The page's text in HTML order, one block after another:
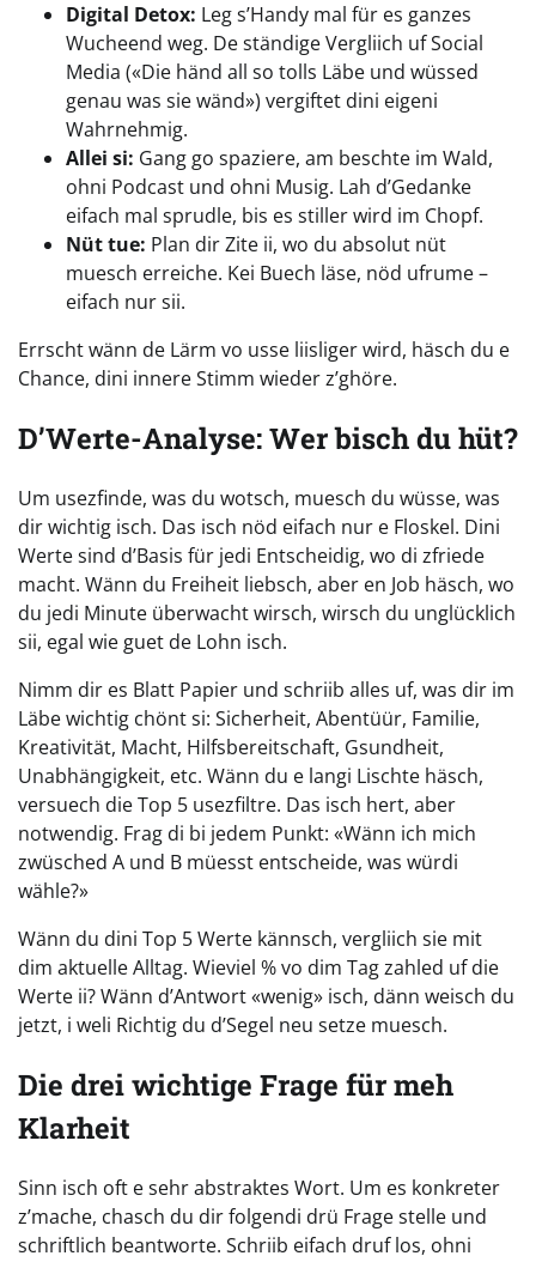
Digital Detox: Leg s’Handy mal für es ganzes
Wucheend weg. De ständige Vergliich uf Social
Media («Die händ all so tolls Läbe und wüssed
genau was sie wänd») vergiftet dini eigeni
Wahrnehmig.
Allei si: Gang go spaziere, am beschte im Wald,
ohni Podcast und ohni Musig. Lah d’Gedanke
eifach mal sprudle, bis es stiller wird im Chopf.
Nüt tue: Plan dir Zite ii, wo du absolut nüt
muesch erreiche. Kei Buech läse, nöd ufrume –
eifach nur sii.
Errscht wänn de Lärm vo usse liisliger wird, häsch du e
Chance, dini innere Stimm wieder z’ghöre.
D’Werte-Analyse: Wer bisch du hüt?
Um usezfinde, was du wotsch, muesch du wüsse, was
dir wichtig isch. Das isch nöd eifach nur e Floskel. Dini
Werte sind d’Basis für jedi Entscheidig, wo di zfriede
macht. Wänn du Freiheit liebsch, aber en Job häsch, wo
du jedi Minute überwacht wirsch, wirsch du unglücklich
sii, egal wie guet de Lohn isch.
Nimm dir es Blatt Papier und schriib alles uf, was dir im
Läbe wichtig chönt si: Sicherheit, Abentüür, Familie,
Kreativität, Macht, Hilfsbereitschaft, Gsundheit,
Unabhängigkeit, etc. Wänn du e langi Lischte häsch,
versuech die Top 5 usezfiltre. Das isch hert, aber
notwendig. Frag di bi jedem Punkt: «Wänn ich mich
zwüsched A und B müesst entscheide, was würdi
wähle?»
Wänn du dini Top 5 Werte kännsch, vergliich sie mit
dim aktuelle Alltag. Wieviel % vo dim Tag zahled uf die
Werte ii? Wänn d’Antwort «wenig» isch, dänn weisch du
jetzt, i weli Richtig du d’Segel neu setze muesch.
Die drei wichtige Frage für meh
Klarheit
Sinn isch oft e sehr abstraktes Wort. Um es konkreter
z’mache, chasch du dir folgendi drü Frage stelle und
schriftlich beantworte. Schriib eifach druf los, ohni